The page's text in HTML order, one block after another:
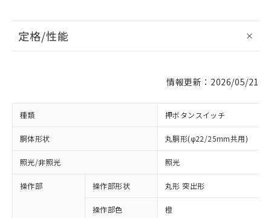
定格/性能
情報更新：2026/05/21
種類 押ボタンスイッチ
胴体形状 丸胴形(φ22/25mm共用)
照光/非照光 照光
操作部 操作部形状 丸形 突出形
操作部色 橙